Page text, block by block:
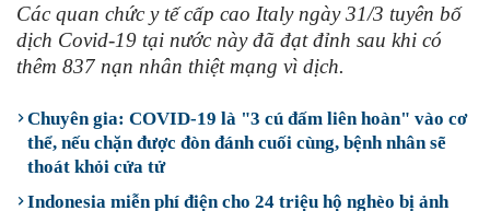
Các quan chức y tế cấp cao Italy ngày 31/3 tuyên bố
dịch Covid-19 tại nước này đã đạt đỉnh sau khi có
thêm 837 nạn nhân thiệt mạng vì dịch.
Chuyên gia: COVID-19 là "3 cú đấm liên hoàn" vào cơ
thể, nếu chặn được đòn đánh cuối cùng, bệnh nhân sẽ
thoát khỏi cửa tử
Indonesia miễn phí điện cho 24 triệu hộ nghèo bị ảnh